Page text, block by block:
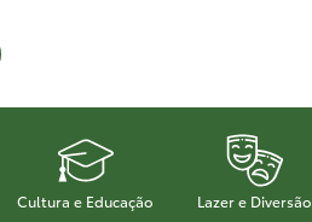
Cultura e Educação Lazer e Diversão